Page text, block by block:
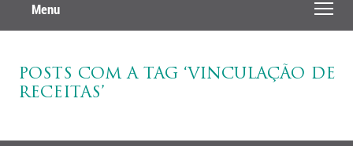
Menu
POSTS COM A TAG ‘VINCULAÇÃO DE
RECEITAS’